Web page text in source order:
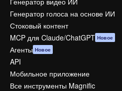
Генератор голоса на основе ИИ
Стоковый контент
MCP для Claude/ChatGPT Новое
Агенты Новое
API
Мобильное приложение
Все инструменты Magnific